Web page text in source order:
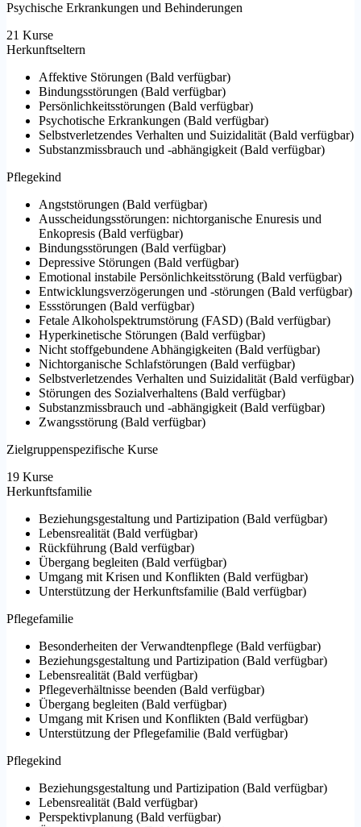
Psychische Erkrankungen und Behinderungen
21 Kurse
Herkunftseltern
Affektive Störungen (Bald verfügbar)
Bindungsstörungen (Bald verfügbar)
Persönlichkeitsstörungen (Bald verfügbar)
Psychotische Erkrankungen (Bald verfügbar)
Selbstverletzendes Verhalten und Suizidalität (Bald verfügbar)
Substanzmissbrauch und -abhängigkeit (Bald verfügbar)
Pflegekind
Angststörungen (Bald verfügbar)
Ausscheidungsstörungen: nichtorganische Enuresis und
Enkopresis (Bald verfügbar)
Bindungsstörungen (Bald verfügbar)
Depressive Störungen (Bald verfügbar)
Emotional instabile Persönlichkeitsstörung (Bald verfügbar)
Entwicklungsverzögerungen und -störungen (Bald verfügbar)
Essstörungen (Bald verfügbar)
Fetale Alkoholspektrumstörung (FASD) (Bald verfügbar)
Hyperkinetische Störungen (Bald verfügbar)
Nicht stoffgebundene Abhängigkeiten (Bald verfügbar)
Nichtorganische Schlafstörungen (Bald verfügbar)
Selbstverletzendes Verhalten und Suizidalität (Bald verfügbar)
Störungen des Sozialverhaltens (Bald verfügbar)
Substanzmissbrauch und -abhängigkeit (Bald verfügbar)
Zwangsstörung (Bald verfügbar)
Zielgruppenspezifische Kurse
19 Kurse
Herkunftsfamilie
Beziehungsgestaltung und Partizipation (Bald verfügbar)
Lebensrealität (Bald verfügbar)
Rückführung (Bald verfügbar)
Übergang begleiten (Bald verfügbar)
Umgang mit Krisen und Konflikten (Bald verfügbar)
Unterstützung der Herkunftsfamilie (Bald verfügbar)
Pflegefamilie
Besonderheiten der Verwandtenpflege (Bald verfügbar)
Beziehungsgestaltung und Partizipation (Bald verfügbar)
Lebensrealität (Bald verfügbar)
Pflegeverhältnisse beenden (Bald verfügbar)
Übergang begleiten (Bald verfügbar)
Umgang mit Krisen und Konflikten (Bald verfügbar)
Unterstützung der Pflegefamilie (Bald verfügbar)
Pflegekind
Beziehungsgestaltung und Partizipation (Bald verfügbar)
Lebensrealität (Bald verfügbar)
Perspektivplanung (Bald verfügbar)